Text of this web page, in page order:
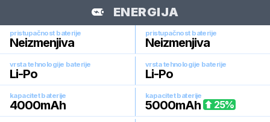
ENERGIJA
pristupačnost baterije
Neizmenjiva
pristupačnost baterije
Neizmenjiva
vrsta tehnologije baterije
Li-Po
vrsta tehnologije baterije
Li-Po
kapacitet baterije
4000mAh
kapacitet baterije
5000mAh 25%